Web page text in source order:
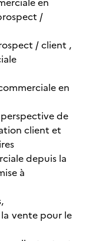
/
/ client ,
en
de
client et
depuis la
à
vente pour le